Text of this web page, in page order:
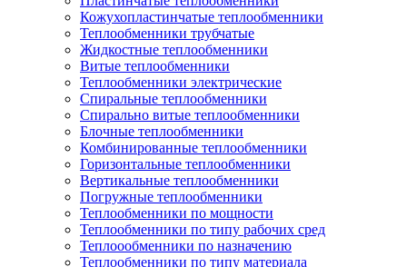
Кожухопластинчатые теплообменники
Теплообменники трубчатые
Жидкостные теплообменники
Витые теплообменники
Теплообменники электрические
Спиральные теплообменники
Спирально витые теплообменники
Блочные теплообменники
Комбинированные теплообменники
Горизонтальные теплообменники
Вертикальные теплообменники
Погружные теплообменники
Теплообменники по мощности
Теплообменники по типу рабочих сред
Теплоообменники по назначению
Теплообменники по типу материала